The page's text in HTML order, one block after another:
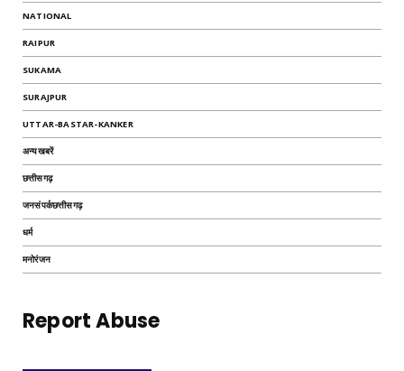
NATIONAL
RAIPUR
SUKAMA
SURAJPUR
UTTAR-BASTAR-KANKER
अन्यखबरें
छत्तीसगढ़
जनसंपर्कछत्तीसगढ़
धर्म
मनोरंजन
Report Abuse